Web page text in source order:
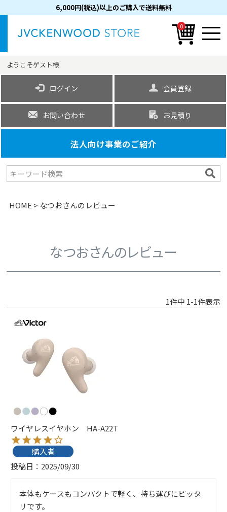
6,000円(税込)以上のご購入で送料無料
0
ようこそゲスト様
ログイン 会員登録
お問い合わせ お見積り
法人向け事業のご紹介
HOME なつおさんのレビュー
なつおさんのレビュー
1件中 1-1件表示
ワイヤレスイヤホン HA-A22T
購入者
投稿日
2025/09/30
本体もケースもコンパクトで軽く、持ち運びにピッタ
リです。